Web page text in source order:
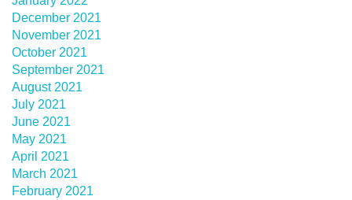
December 2021
November 2021
October 2021
September 2021
August 2021
July 2021
June 2021
May 2021
April 2021
March 2021
February 2021